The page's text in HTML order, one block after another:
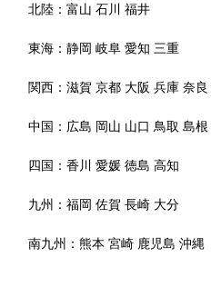
北陸：富山 石川 福井
東海：静岡 岐阜 愛知 三重
関西：滋賀 京都 大阪 兵庫 奈良
中国： 広島 岡山 山口 鳥取 島根
四国：香川 愛媛 徳島 高知
九州：福岡 佐賀 長崎 大分
南九州：熊本 宮崎 鹿児島 沖縄